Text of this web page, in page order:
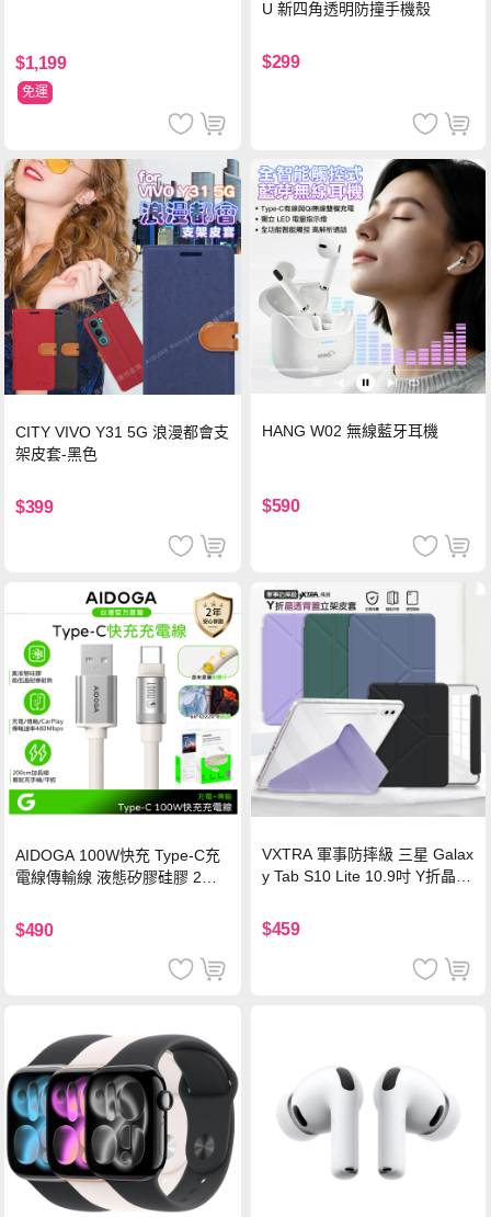
$1,199
免運
U 新四角透明防撞手機殼
$299
CITY VIVO Y31 5G 浪漫都會支
架皮套-黑色
$399
HANG W02 無線藍牙耳機
$590
AIDOGA 100W快充 Type-C充
電線傳輸線 液態矽膠硅膠 2M
$490
VXTRA 軍事防摔級 三星 Galax
y Tab S10 Lite 10.9吋 Y折晶透
$459